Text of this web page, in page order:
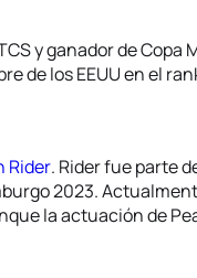
y ganador de
de los EEUU en el
Rider. Rider fue parte
2023.
la actuación de